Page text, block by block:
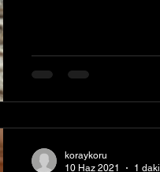
koraykoru
10 Haz 2021
1